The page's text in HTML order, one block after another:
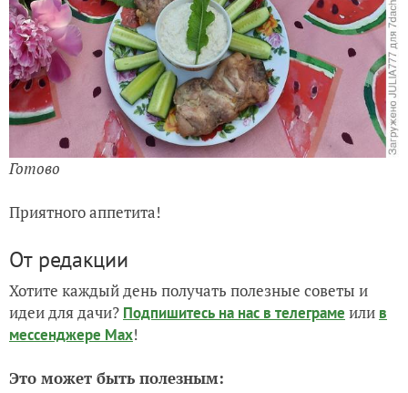
Готово
Приятного аппетита!
От редакции
Хотите каждый день получать полезные советы и
идеи для дачи? Подпишитесь на нас в телеграме или в
мессенджере Max!
Это может быть полезным: